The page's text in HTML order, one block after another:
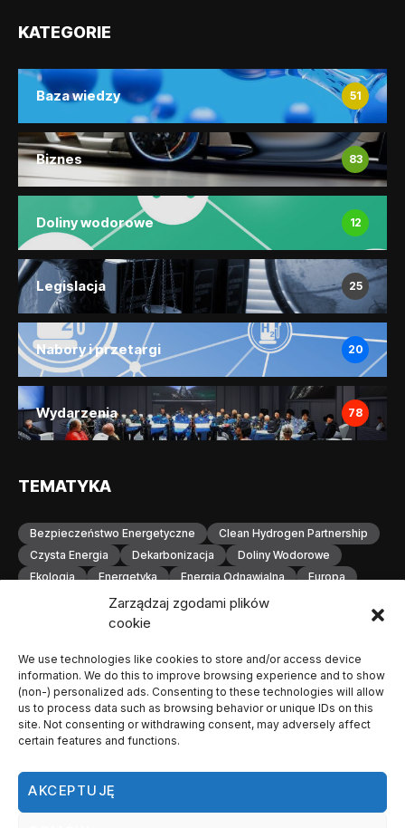
Zarządzaj zgodami plików
cookie
We use technologies like cookies to store and/or access device
information. We do this to improve browsing experience and to show
(non-) personalized ads. Consenting to these technologies will allow
us to process data such as browsing behavior or unique IDs on this
site. Not consenting or withdrawing consent, may adversely affect
certain features and functions.
AKCEPTUJĘ
KATEGORIE
Baza wiedzy 51
Biznes 83
Doliny wodorowe 12
Legislacja 25
Nabory i przetargi 20
Wydarzenia 78
TEMATYKA
Bezpieczeństwo Energetyczne
Clean Hydrogen Partnership
Czysta Energia
Dekarbonizacja
Doliny Wodorowe
Ekologia
Energetyka Energia Odnawialna
Europa
Gospodarka Wodorowa
H2
Hydrogen Europe
Infrastruktura Wodorowa
Magazynowanie Energii
Magazynowanie Wodoru
Małopolska
Neutralność Klimatyczna
Odnawialne Źródła Energii
Ogniwa Paliwowe
Orlen
OZE
Polska Produkcja Wodoru
Przemysł
Technologia Wodorowa
Technologie Wodorowe
Transformacja Energetyczna
Transport Wodorowy
Unia Europejska Wodorowa